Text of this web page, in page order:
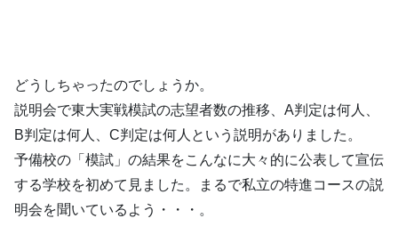
どうしちゃったのでしょうか。
説明会で東大実戦模試の志望者数の推移、A判定は何人、
B判定は何人、C判定は何人という説明がありました。
予備校の「模試」の結果をこんなに大々的に公表して宣伝
する学校を初めて見ました。まるで私立の特進コースの説
明会を聞いているよう・・・。